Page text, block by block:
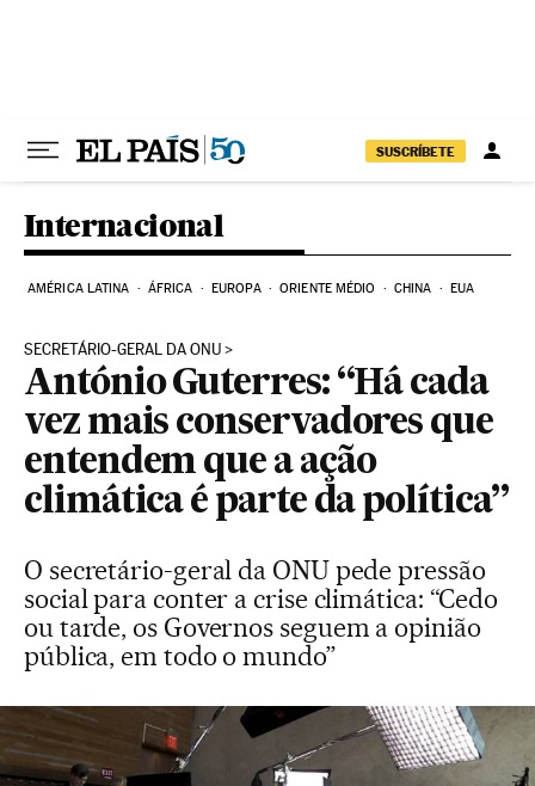
SUSCRÍBETE
Internacional
AMÉRICA LATINA ÁFRICA EUROPA ORIENTE MÉDIO CHINA EUA
SECRETÁRIO-GERAL DA ONU
António Guterres: “Há cada
vez mais conservadores que
entendem que a ação
climática é parte da política”
O secretário-geral da ONU pede pressão
social para conter a crise climática: “Cedo
ou tarde, os Governos seguem a opinião
pública, em todo o mundo”